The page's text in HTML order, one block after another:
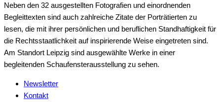
Neben den 32 ausgestellten Fotografien und einordnenden
Begleittexten sind auch zahlreiche Zitate der Porträtierten zu
lesen, die mit ihrer persönlichen und beruflichen Standhaftigkeit für
die Rechtsstaatlichkeit auf inspirierende Weise eingetreten sind.
Am Standort Leipzig sind ausgewählte Werke in einer
begleitenden Schaufensterausstellung zu sehen.
Newsletter
Kontakt